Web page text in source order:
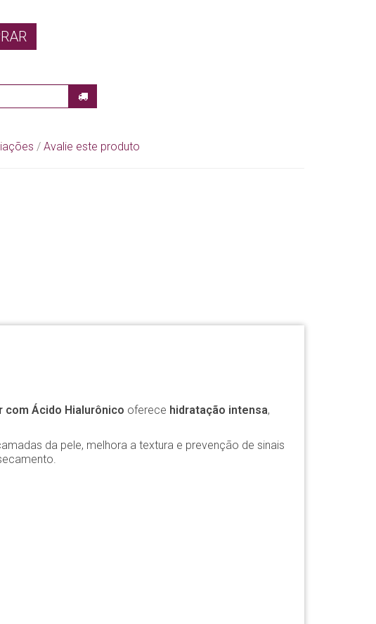
/ Avalie este produto
com Ácido Hialurônico oferece hidratação intensa,
da pele, melhora a textura e prevenção de sinais